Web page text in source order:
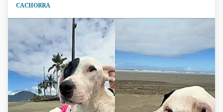
CACHORRA